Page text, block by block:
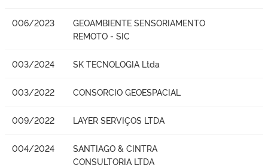
006/2023
GEOAMBIENTE SENSORIAMENTO
REMOTO - SIC
003/2024 SK TECNOLOGIA Ltda
003/2022 CONSORCIO GEOESPACIAL
009/2022 LAYER SERVIÇOS LTDA
004/2024
SANTIAGO & CINTRA
CONSULTORIA LTDA